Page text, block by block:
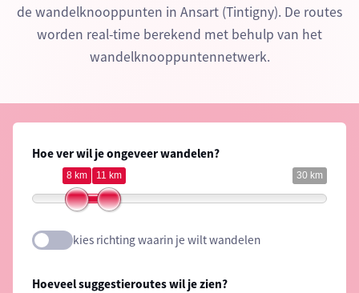
de wandelknooppunten in Ansart (Tintigny). De routes
worden real-time berekend met behulp van het
wandelknooppuntennetwerk.
Hoe ver wil je ongeveer wandelen?
30 km
8 km 11 km
kies richting waarin je wilt wandelen
Hoeveel suggestieroutes wil je zien?